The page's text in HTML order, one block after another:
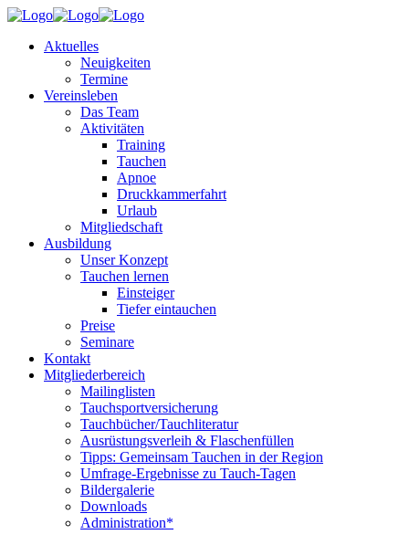
Aktuelles
Neuigkeiten
Termine
Vereinsleben
Das Team
Aktivitäten
Training
Tauchen
Apnoe
Druckkammerfahrt
Urlaub
Mitgliedschaft
Ausbildung
Unser Konzept
Tauchen lernen
Einsteiger
Tiefer eintauchen
Preise
Seminare
Kontakt
Mitgliederbereich
Mailinglisten
Tauchsportversicherung
Tauchbücher/Tauchliteratur
Ausrüstungsverleih & Flaschenfüllen
Tipps: Gemeinsam Tauchen in der Region
Umfrage-Ergebnisse zu Tauch-Tagen
Bildergalerie
Downloads
Administration*